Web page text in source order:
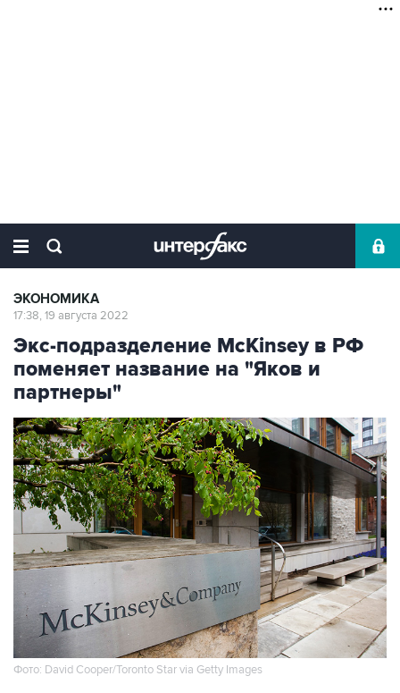
ЭКОНОМИКА
17:38, 19 августа 2022
Экс-подразделение McKinsey в РФ
поменяет название на "Яков и
партнеры"
Фото: David Cooper/Toronto Star via Getty Images